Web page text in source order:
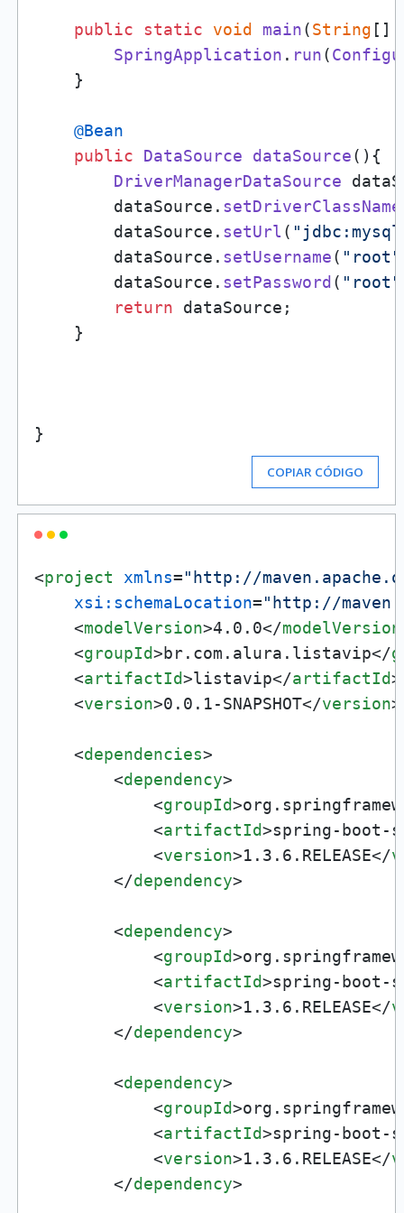
public static void main(String []
SpringApplication . run(
    }
@Bean
public
DataSource dataSource( ){
DriverManagerDataSource
        dataSource.
setDriverClassName
        dataSource.
setUrl (
        dataSource.
setUsername( "root"
        dataSource.
setPassword ( "root"
return dataSource;
    }
COPIAR CÓDIGO
<project xmlns="http://
xsi:schemaLocation="http://
<modelVersion>4.0.0</modelVersion
<groupId>br.com.alura.listavip</
<artifactId>listavip</artifactId>
<version>0.0.1-SNAPSHOT</version>
<dependencies>
<dependency>
<groupId>
<artifactId>spring-boot-
<version>1.3.6.RELEASE</
</dependency>
<dependency>
<groupId>
<artifactId>spring-boot-
<version>1.3.6.RELEASE</
</dependency>
<dependency>
<groupId>
<artifactId>spring-boot-
<version>1.3.6.RELEASE</
</dependency>